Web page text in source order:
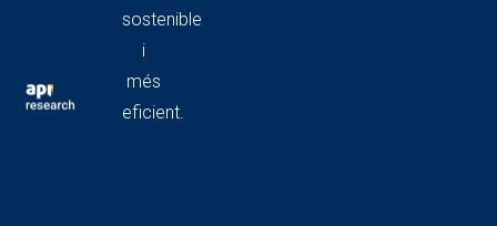
sostenible
i
més
eficient.